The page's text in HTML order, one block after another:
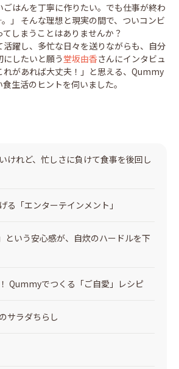
ごはんを丁寧に作りたい。でも仕事が終わ
」 そんな理想と現実の間で、ついコンビ
しまうことはありませんか？
躍し、多忙な日々を送りながらも、自分
したいと願う 堂坂由香さんにインタビュ
れがあれば大丈夫！」と思える、Qummy
生活のヒントを伺いました。
けれど、忙しさに負けて食事を後回し
る「エンターテインメント」
という安心感が、自炊のハードルを下
Qummyでつくる「ご自愛」レシピ
サラダちらし